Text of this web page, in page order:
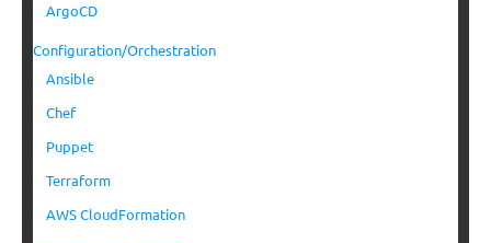
ArgoCD
Configuration/Orchestration
Ansible
Chef
Puppet
Terraform
AWS CloudFormation